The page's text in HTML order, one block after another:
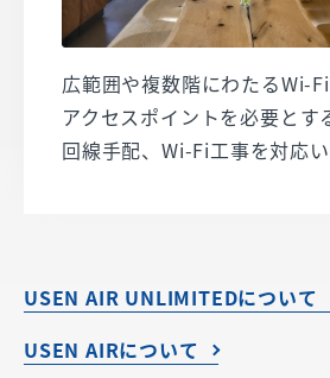
広範囲や複数階にわたるWi-
アクセスポイントを必要とす
回線手配、Wi-Fi工事を対応い
USEN AIR UNLIMITEDについて
USEN AIRについて